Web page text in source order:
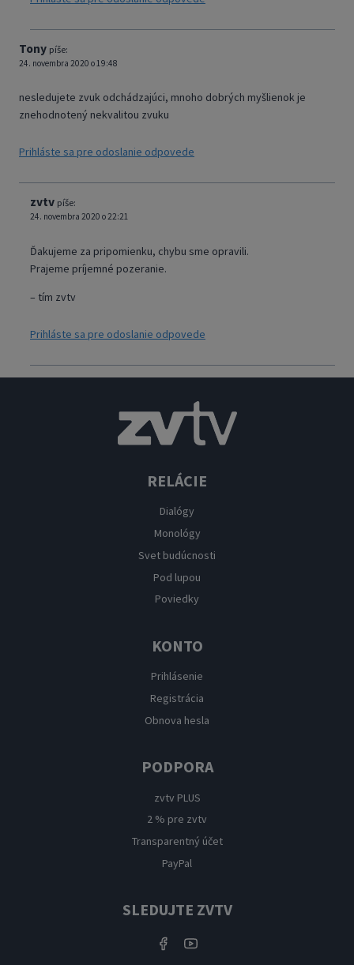
Tony píše:
24. novembra 2020 o 19:48
nesledujete zvuk odchádzajúci, mnoho dobrých myšlienok je
znehodnotený nekvalitou zvuku
Prihláste sa pre odoslanie odpovede
zvtv píše:
24. novembra 2020 o 22:21
Ďakujeme za pripomienku, chybu sme opravili.
Prajeme príjemné pozeranie.
– tím zvtv
Prihláste sa pre odoslanie odpovede
RELÁCIE
Dialógy
Monológy
Svet budúcnosti
Pod lupou
Poviedky
KONTO
Prihlásenie
Registrácia
Obnova hesla
PODPORA
zvtv PLUS
2 % pre zvtv
Transparentný účet
PayPal
SLEDUJTE ZVTV